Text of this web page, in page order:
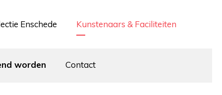
Enschede Kunstenaars & Faciliteiten
worden Contact